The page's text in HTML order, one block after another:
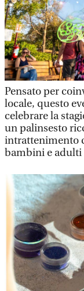
Pensato per
locale, questo
celebrare la
un palinsesto
intrattenimento
bambini e adulti